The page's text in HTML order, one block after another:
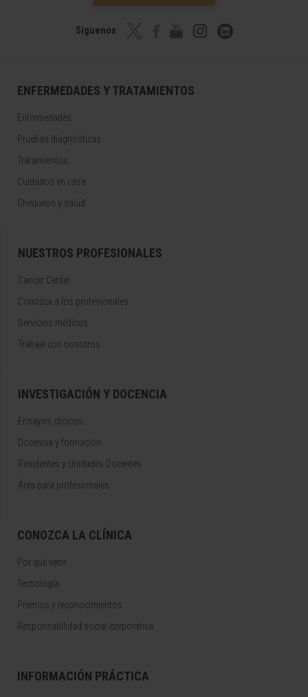
Síguenos
ENFERMEDADES Y TRATAMIENTOS
Enfermedades
Pruebas diagnósticas
Tratamientos
Cuidados en casa
Chequeos y salud
NUESTROS PROFESIONALES
Cancer Center
Conozca a los profesionales
Servicios médicos
Trabaje con nosotros
INVESTIGACIÓN Y DOCENCIA
Ensayos clínicos
Docencia y formación
Residentes y Unidades Docentes
Área para profesionales
CONOZCA LA CLÍNICA
Por qué venir
Tecnología
Premios y reconocimientos
Responsabilidad social corporativa
INFORMACIÓN PRÁCTICA